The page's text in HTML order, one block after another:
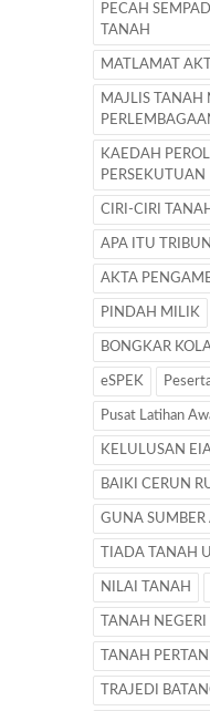
PECAH
TANAH
MATLAMAT
MAJLIS TANAH
KAEDAH
PERSEKUTUAN
CIRI-CIRI
APA ITU
AKTA
PINDAH MILIK
BONGKAR
eSPEK
Pusat Latihan
KELULUSAN
BAIKI CERUN
GUNA SUMBER
TIADA TANAH
NILAI TANAH
TANAH
TANAH
TRAJEDI